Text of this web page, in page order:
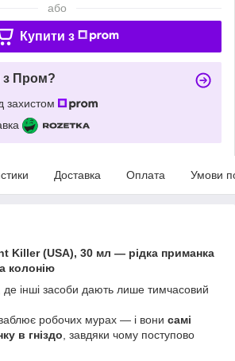
або
Купити з
з Пром?
захистом
Доставка Оплата Умови
Killer (USA), 30 мл — рідка приманка
колонію
інші засоби дають лише тимчасовий
робочих мурах — і вони самі
в гніздо , завдяки чому поступово